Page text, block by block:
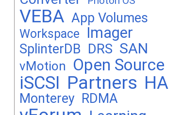
VEBA App Volumes
Workspace Imager
SplinterDB DRS SAN
vMotion Open Source
iSCSI Partners HA
Monterey RDMA